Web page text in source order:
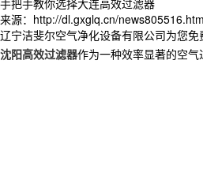
手把手教你选择大连高效过滤器
来源：http://dl.gxglq.cn/
辽宁洁斐尔空气净化设备有限公司为您免
沈阳高效过滤器作为一种效率显著的空